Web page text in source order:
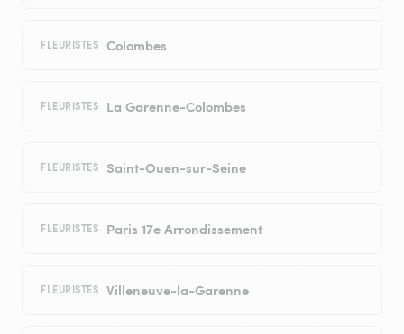
FLEURISTES Colombes
FLEURISTES La Garenne-Colombes
FLEURISTES Saint-Ouen-sur-Seine
FLEURISTES Paris 17e Arrondissement
FLEURISTES Villeneuve-la-Garenne